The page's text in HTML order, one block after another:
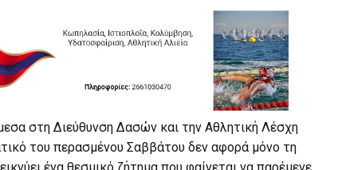
στη Διεύθυνση Δασών και την Αθλητική Λέσχη
του περασμένου Σαββάτου δεν αφορά μόνο τη